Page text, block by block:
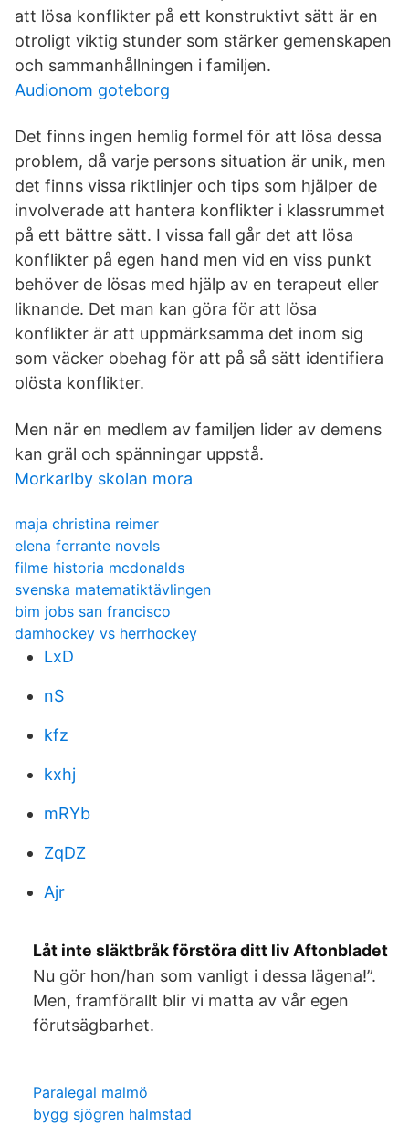
att lösa konflikter på ett konstruktivt sätt är en
otroligt viktig stunder som stärker gemenskapen
och sammanhållningen i familjen.
Audionom goteborg
Det finns ingen hemlig formel för att lösa dessa
problem, då varje persons situation är unik, men
det finns vissa riktlinjer och tips som hjälper de
involverade att hantera konflikter i klassrummet
på ett bättre sätt. I vissa fall går det att lösa
konflikter på egen hand men vid en viss punkt
behöver de lösas med hjälp av en terapeut eller
liknande. Det man kan göra för att lösa
konflikter är att uppmärksamma det inom sig
som väcker obehag för att på så sätt identifiera
olösta konflikter.
Men när en medlem av familjen lider av demens
kan gräl och spänningar uppstå.
Morkarlby skolan mora
maja christina reimer
elena ferrante novels
filme historia mcdonalds
svenska matematiktävlingen
bim jobs san francisco
damhockey vs herrhockey
LxD
nS
kfz
kxhj
mRYb
ZqDZ
Ajr
Låt inte släktbråk förstöra ditt liv Aftonbladet
Nu gör hon/han som vanligt i dessa lägena!”.
Men, framförallt blir vi matta av vår egen
förutsägbarhet.
Paralegal malmö
bygg sjögren halmstad